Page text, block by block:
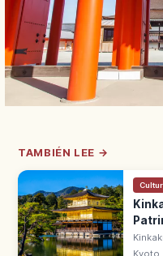
TAMBIÉN LEE →